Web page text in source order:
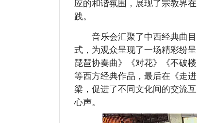
践。
音乐会汇聚了中西经典曲目
式，为观众呈现了一场精彩纷
琵琶协奏曲》《对花》《不破
等西方经典作品，最后在《走
梁，促进了不同文化间的交流
心声。